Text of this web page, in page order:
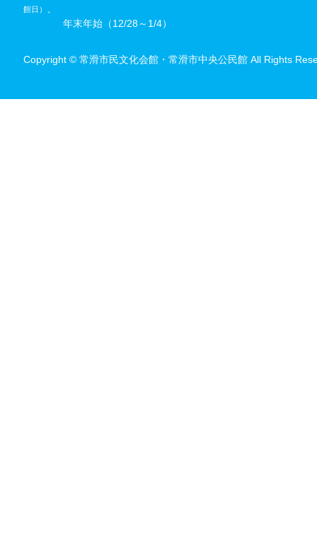
館日）
、
年末年始（12/28～1/4）
Copyright © 常滑市民文化会館・常滑市中央公民館 All Rights